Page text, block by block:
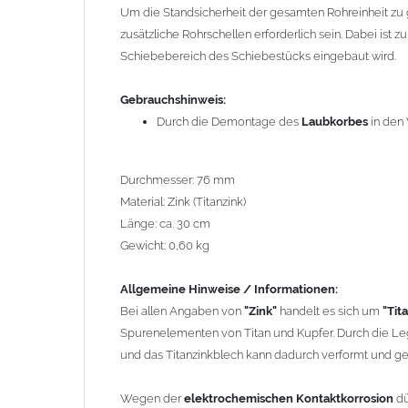
Bauteilen zusammen verbaut werden. Diese Metalle
Zink, Aluminium und
da keine erhebliche Kontaktkorrosion auftritt.
Einbauhinweis bei alten
gefalzten Alu-, Kupferrohren und gelöteten
und Aufweiten sind manchmal nötig, oder es muss
lasergeschweißtes Fallrohr ersetzt werden.
Zusammenbau vonMetall-Regenfallrohren mit KG-
führen wir einige Adapter in unserem Sortiment. Bei
Um die Standsicherheit der gesamten Rohreinheit
zusätzliche Rohrschellen erforderlich sein. Dabei ist
Schiebebereich des Schiebestücks eingebaut wird.
Gebrauchshinweis:
Durch die Demontage des Laubkorbes in den
Durchmesser: 76 mm
Material: Zink (Titanzink)
Länge: ca. 30 cm
Gewicht: 0,60 kg
Allgemeine Hinweise / Informationen:
Bei allen Angaben von "Zink" handelt es sich um
Spurenelementen von Titan und Kupfer. Durch die
und das Titanzinkblech kann dadurch verformt und
Wegen derelektrochemischen Kontaktkorrosion